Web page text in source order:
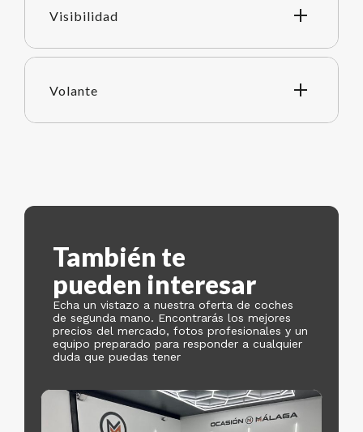
Visibilidad
Volante
También te
pueden interesar
Echa un vistazo a nuestra oferta de coches
de segunda mano. Encontrarás los mejores
precios del mercado, fotos profesionales y un
equipo preparado para responder a cualquier
duda que puedas tener